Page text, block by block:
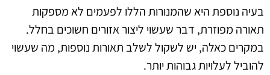
בעיה נוספת היא שהמנורות הללו לפעמים לא מספקות
תאורה מפוזרת, דבר שעשוי ליצור אזורים חשוכים בחלל.
במקרים כאלה, יש לשקול לשלב תאורות נוספות, מה שעשוי
להוביל לעלויות גבוהות יותר.